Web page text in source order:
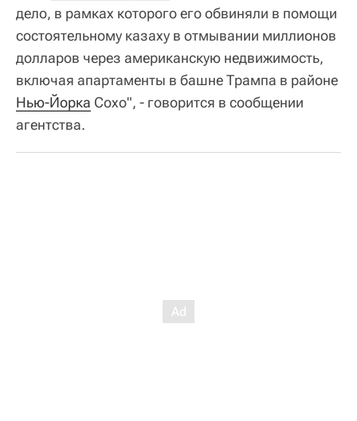
дело, в рамках которого его обвиняли в помощи
состоятельному казаху в отмывании миллионов
долларов через американскую недвижимость,
включая апартаменты в башне Трампа в районе
Нью-Йорка Сохо", - говорится в сообщении
агентства.